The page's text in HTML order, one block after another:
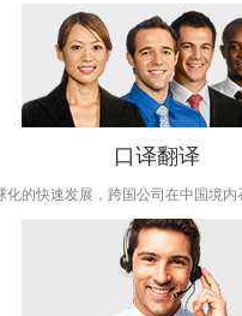
口译翻译
化的快速发展，跨国公司在中国境内